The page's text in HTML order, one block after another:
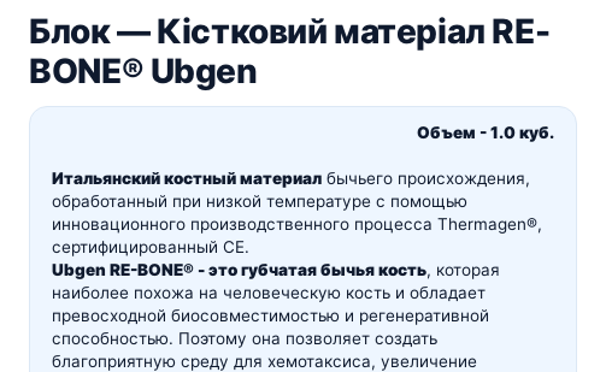
Dental Studio |
Инструменты и наборы
Оборудование
Блок — Кістковий матеріал RE-
BONE® Ubgen
Объем - 1.0 куб.
Итальянский костный материал бычьего происхождения,
обработанный при низкой температуре с помощью
инновационного производственного процесса Thermagen®,
сертифицированный CE.
Ubgen RE-BONE® - это губчатая бычья кость, которая
наиболее похожа на человеческую кость и обладает
превосходной биосовместимостью и регенеративной
способностью. Поэтому она позволяет создать
благоприятную среду для хемотаксиса, увеличение